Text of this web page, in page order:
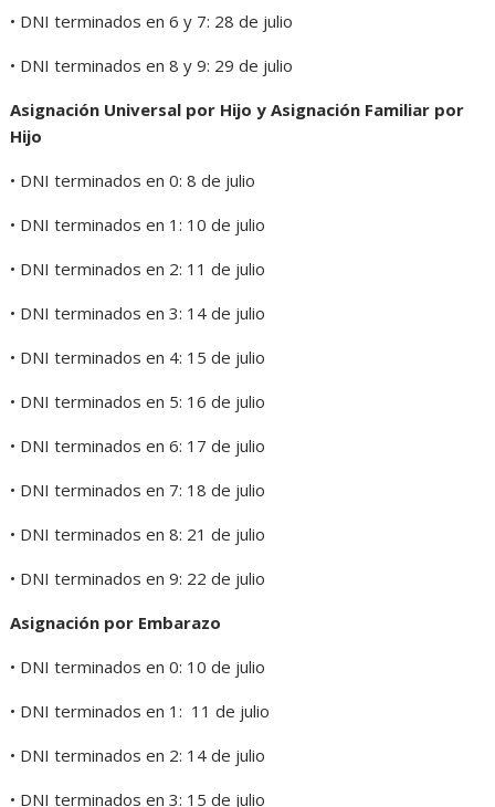
• DNI terminados en 6 y 7: 28 de julio
• DNI terminados en 8 y 9: 29 de julio
Asignación Universal por Hijo y Asignación Familiar por
Hijo
• DNI terminados en 0: 8 de julio
• DNI terminados en 1: 10 de julio
• DNI terminados en 2: 11 de julio
• DNI terminados en 3: 14 de julio
• DNI terminados en 4: 15 de julio
• DNI terminados en 5: 16 de julio
• DNI terminados en 6: 17 de julio
• DNI terminados en 7: 18 de julio
• DNI terminados en 8: 21 de julio
• DNI terminados en 9: 22 de julio
Asignación por Embarazo
• DNI terminados en 0: 10 de julio
• DNI terminados en 1: 11 de julio
• DNI terminados en 2: 14 de julio
• DNI terminados en 3: 15 de julio